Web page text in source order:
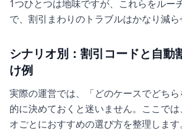
1つひとつは地味ですが、これらをルー
で、割引まわりのトラブルはかなり減ら
シナリオ別：割引コードと自動
け例
実際の運営では、「どのケースでどち
的に決めておくと迷いません。ここで
オごとにおすすめの選び方を整理しま